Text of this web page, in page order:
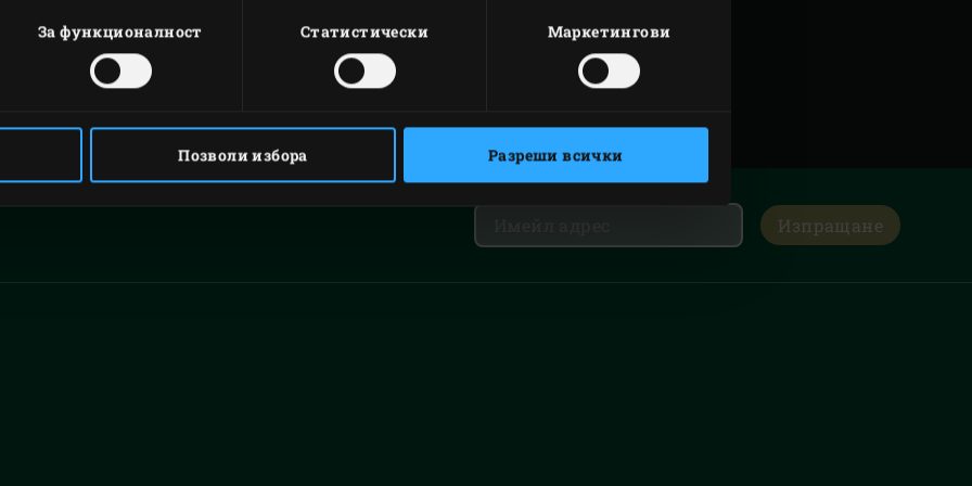
За функционалност Статистически Маркетингови
Позволи избора Разреши всички
Изпращане